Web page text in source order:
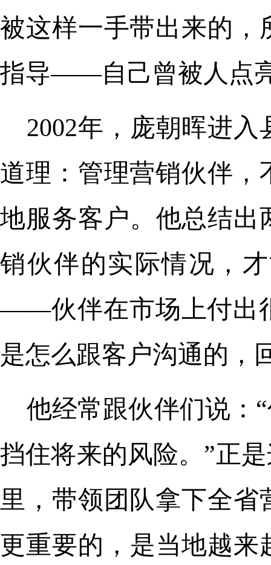
被这样一手带出来的，
指导——自己曾被人点
2002年，庞朝晖进
道理：管理营销伙伴
地服务客户。他总结
销伙伴的实际情况，
——伙伴在市场上付出
是怎么跟客户沟通的，
他经常跟伙伴们说：
挡住将来的风险。”正
里，带领团队拿下全
更重要的，是当地越